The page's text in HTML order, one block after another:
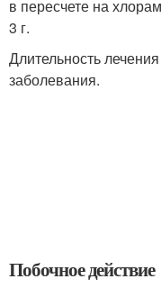
в пересчете на
3 г.
Длительность
заболевания.
Побочное действие